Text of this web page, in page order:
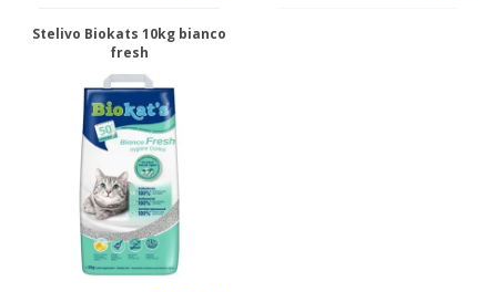
Stelivo Biokats 10kg bianco
fresh